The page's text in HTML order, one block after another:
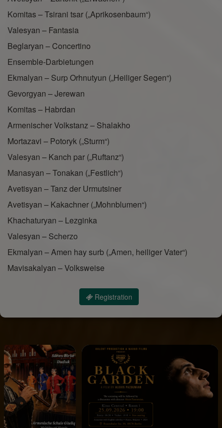
Komitas – Tsirani tsar („Aprikosenbaum“)
Valesyan – Fantasia
Beglaryan – Concertino
Ensemble-Darbietungen
Ekmalyan – Surp Orhnutyun („Heiliger Segen“)
Gevorgyan – Jerewan
Komitas – Habrdan
Armenischer Volkstanz – Shalakho
Mortazavi – Potoryk („Sturm“)
Valesyan – Kanch par („Ruftanz“)
Manasyan – Tonakan („Festlich“)
Avetisyan – Tanz der Urmutsiner
Avetisyan – Kakachner („Mohnblumen“)
Khachaturyan – Lezginka
Valesyan – Scherzo
Ekmalyan – Amen hay surb („Amen, heiliger Vater“)
Mavisakalyan – Volksweise
Registration